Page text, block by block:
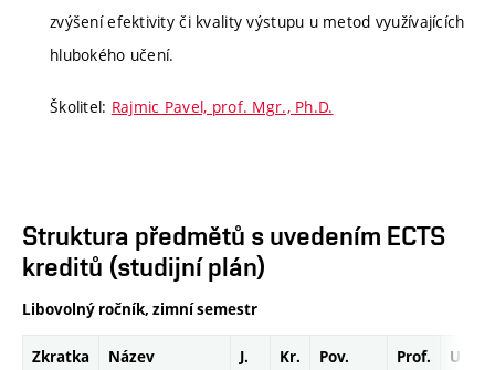
zvýšení efektivity či kvality výstupu u metod využívajících
hlubokého učení.
Školitel: Rajmic Pavel, prof. Mgr., Ph.D.
Struktura předmětů s uvedením ECTS
kreditů (studijní plán)
Libovolný ročník, zimní semestr
Zkratka Název J. Kr. Pov. Prof. Uk.